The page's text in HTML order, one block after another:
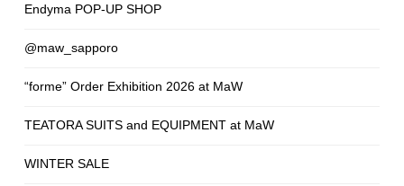
Endyma POP-UP SHOP
@maw_sapporo
“forme” Order Exhibition 2026 at MaW
TEATORA SUITS and EQUIPMENT at MaW
WINTER SALE